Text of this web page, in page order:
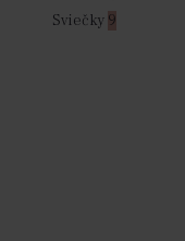
Sviečky 9